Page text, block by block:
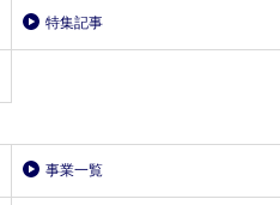
特集記事
事業一覧